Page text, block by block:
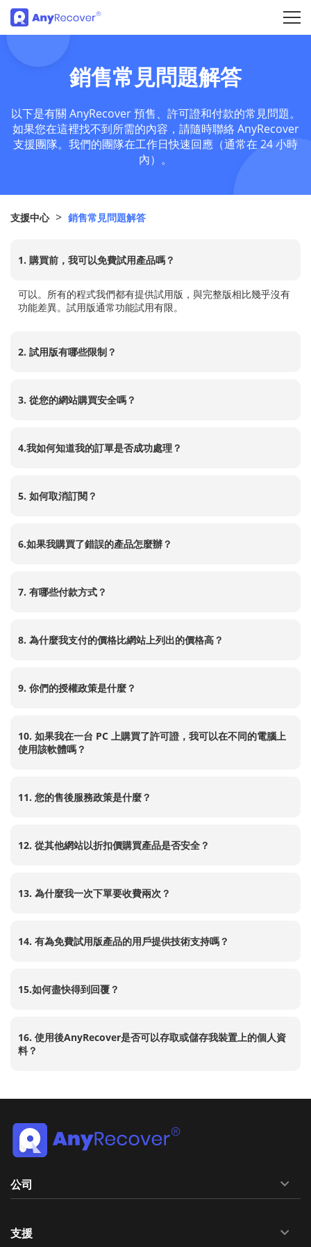
銷售常見問題解答
以下是有關 AnyRecover 預售、許可證和付款的常見問題。
如果您在這裡找不到所需的內容，請隨時聯絡 AnyRecover
支援團隊。我們的團隊在工作日快速回應（通常在 24 小時
內）。
支援中心 > 銷售常見問題解答
1. 購買前，我可以免費試用產品嗎？
可以。所有的程式我們都有提供試用版，與完整版相比幾乎沒有
功能差異。試用版通常功能試用有限。
2. 試用版有哪些限制？
3. 從您的網站購買安全嗎？
4.我如何知道我的訂單是否成功處理？
5. 如何取消訂閱？
6.如果我購買了錯誤的產品怎麼辦？
7. 有哪些付款方式？
8. 為什麼我支付的價格比網站上列出的價格高？
9. 你們的授權政策是什麼？
10. 如果我在一台 PC 上購買了許可證，我可以在不同的電腦上
使用該軟體嗎？
11. 您的售後服務政策是什麼？
12. 從其他網站以折扣價購買產品是否安全？
13. 為什麼我一次下單要收費兩次？
14. 有為免費試用版產品的用戶提供技術支持嗎？
15.如何盡快得到回覆？
16. 使用後AnyRecover是否可以存取或儲存我裝置上的個人資
料？
公司
支援